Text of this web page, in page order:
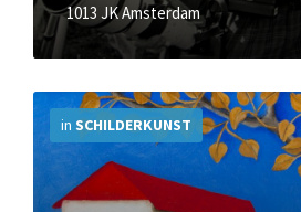
1013 JK Amsterdam
in SCHILDERKUNST
More
Info